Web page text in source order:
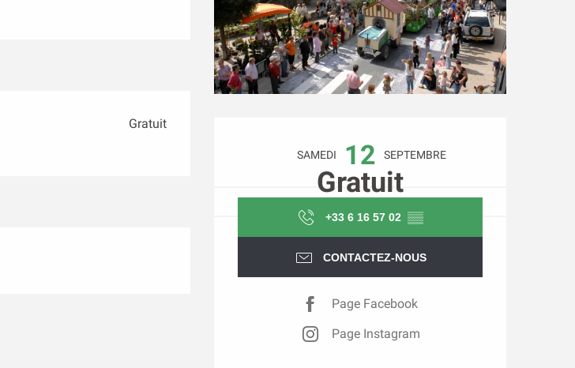
SAMEDI 12 SEPTEMBRE
Gratuit
+33 6 16 57 02 ▒▒
CONTACTEZ-NOUS
Page Facebook
Page Instagram
Gratuit